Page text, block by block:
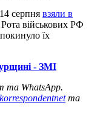
серпня взяли в
Рота військових РФ
їх
- ЗМІ
та WhatsApp.
та